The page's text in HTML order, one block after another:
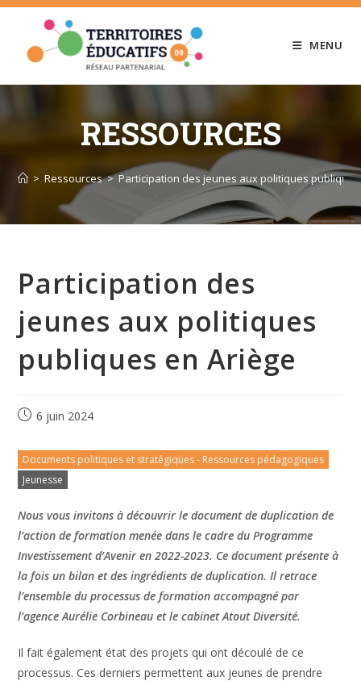
Skip
content
MENU
RESSOURCES
> Ressources > Participation des jeunes aux politiques
Participation des
jeunes aux politiques
publiques en Ariège
6 juin 2024
Documents politiques et stratégiques - Ressources pédagogiques
Jeunesse
Nous vous invitons à découvrir le document de duplication de
l’action de formation menée dans le cadre du Programme
Investissement d’Avenir en 2022-2023. Ce document présente à
la fois un bilan et des ingrédients de duplication. Il retrace
l’ensemble du processus de formation accompagné par
l’agence Aurélie Corbineau et le cabinet Atout Diversité.
Il fait également état des projets qui ont découlé de ce
processus. Ces derniers permettent aux jeunes de prendre